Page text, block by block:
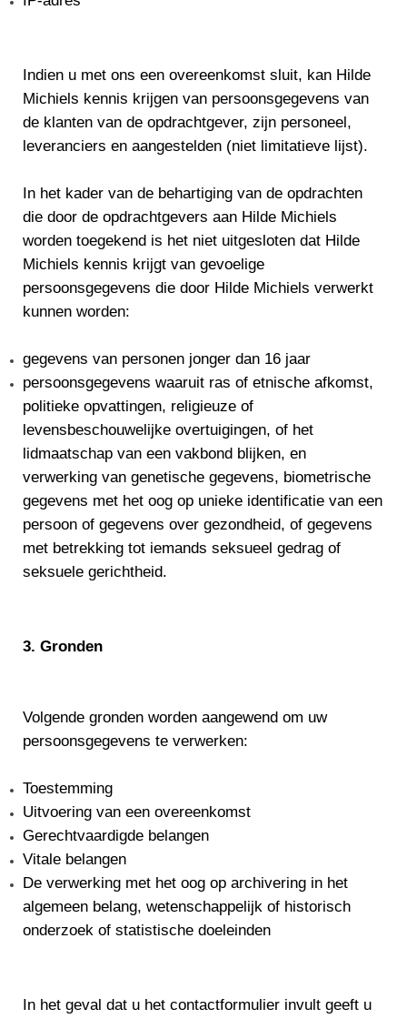
Indien u met ons een overeenkomst sluit, kan Hilde
Michiels kennis krijgen van persoonsgegevens van
de klanten van de opdrachtgever, zijn personeel,
leveranciers en aangestelden (niet limitatieve lijst).
In het kader van de behartiging van de opdrachten
die door de opdrachtgevers aan Hilde Michiels
worden toegekend is het niet uitgesloten dat Hilde
Michiels kennis krijgt van gevoelige
persoonsgegevens die door Hilde Michiels verwerkt
kunnen worden:
gegevens van personen jonger dan 16 jaar
persoonsgegevens waaruit ras of etnische afkomst,
politieke opvattingen, religieuze of
levensbeschouwelijke overtuigingen, of het
lidmaatschap van een vakbond blijken, en
verwerking van genetische gegevens, biometrische
gegevens met het oog op unieke identificatie van een
persoon of gegevens over gezondheid, of gegevens
met betrekking tot iemands seksueel gedrag of
seksuele gerichtheid.
3. Gronden
Volgende gronden worden aangewend om uw
persoonsgegevens te verwerken:
Toestemming
Uitvoering van een overeenkomst
Gerechtvaardigde belangen
Vitale belangen
De verwerking met het oog op archivering in het
algemeen belang, wetenschappelijk of historisch
onderzoek of statistische doeleinden
In het geval dat u het contactformulier invult geeft u